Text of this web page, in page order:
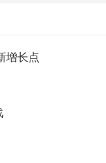
着资料建设工
平会越来越
观史视角
社会史研究要
增长点